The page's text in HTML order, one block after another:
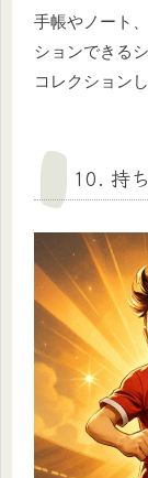
手帳やノート
ションできる
コレクション
10. 持